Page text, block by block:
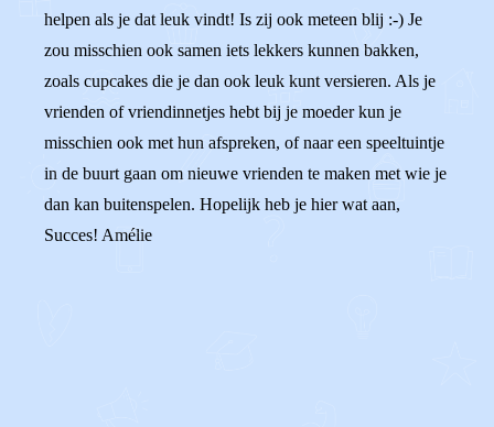
helpen als je dat leuk vindt! Is zij ook meteen blij :-) Je
zou misschien ook samen iets lekkers kunnen bakken,
zoals cupcakes die je dan ook leuk kunt versieren. Als je
vrienden of vriendinnetjes hebt bij je moeder kun je
misschien ook met hun afspreken, of naar een speeltuintje
in de buurt gaan om nieuwe vrienden te maken met wie je
dan kan buitenspelen. Hopelijk heb je hier wat aan,
Succes! Amélie